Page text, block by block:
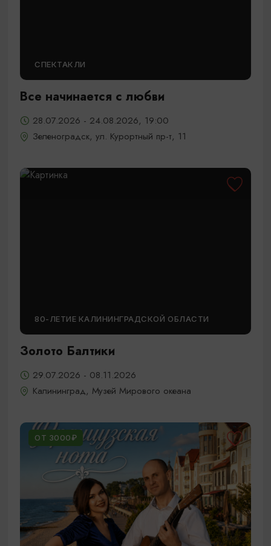
СПЕКТАКЛИ
Все начинается с любви
28.07.2026 - 24.08.2026, 19:00
Зеленоградск, ул. Курортный пр-т, 11
80-ЛЕТИЕ КАЛИНИНГРАДСКОЙ ОБЛАСТИ
Золото Балтики
29.07.2026 - 08.11.2026
Калининград, Музей Мирового океана
ОТ 3000₽